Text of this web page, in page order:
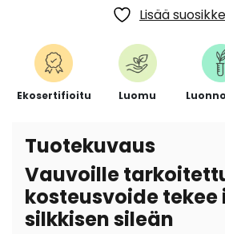
Lisää
Ekosertifioitu Luomu
Tuotekuvaus
Vauvoille
kosteusvoide tekee
silkkisen sileän